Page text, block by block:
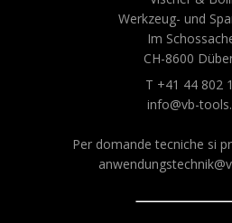
Werkzeug- und
Im
CH-8600
T +41 44 802
info@vb-
Per domande tecniche si